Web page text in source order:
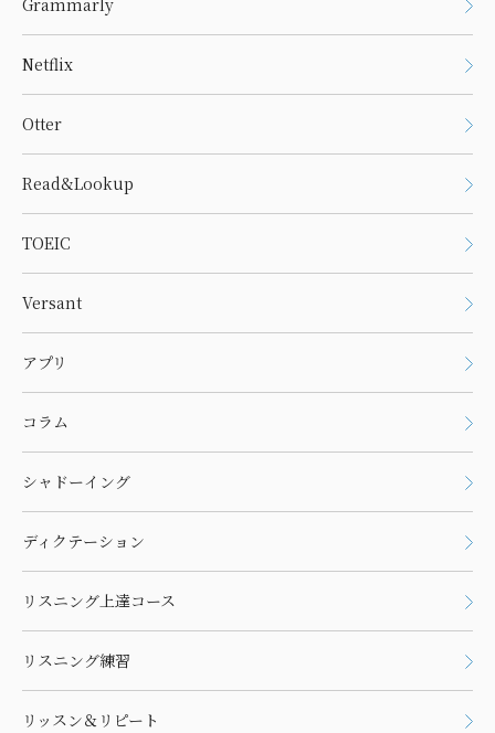
Grammarly
Netflix
Otter
Read&Lookup
TOEIC
Versant
アプリ
コラム
シャドーイング
ディクテーション
リスニング上達コース
リスニング練習
リッスン＆リピート